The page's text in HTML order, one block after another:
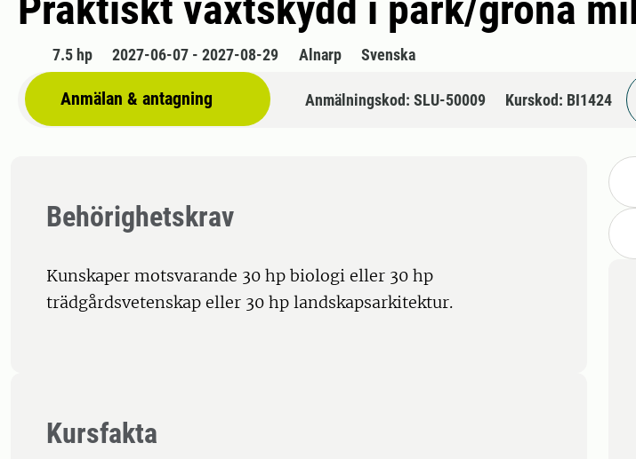
7.5 hp 2027-06-07 - 2027-08-29 Alnarp Svenska
Anmälan & antagning Anmälningskod: SLU-50009 Kurskod: BI1424
Behörighetskrav
Kunskaper motsvarande 30 hp biologi eller 30 hp
trädgårdsvetenskap eller 30 hp landskapsarkitektur.
Kursfakta